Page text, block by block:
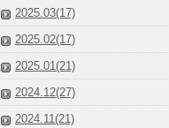
2025.03(17)
2025.02(17)
2025.01(21)
2024.12(27)
2024.11(21)